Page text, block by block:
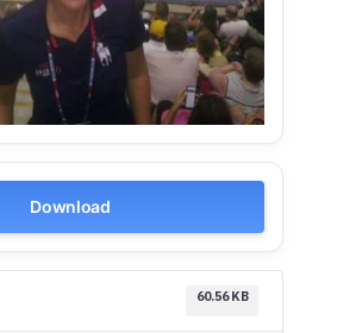
Download
60.56 KB